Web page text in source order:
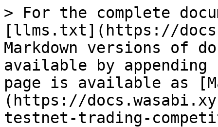
> For the complete
[llms.txt](https://
Markdown versions of
available by
page is available as
(https://
testnet-trading-